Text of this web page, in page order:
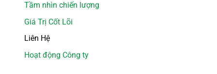
Tầm nhìn chiến lượng
Giá Trị Cốt Lõi
Liên Hệ
Hoạt động Công ty